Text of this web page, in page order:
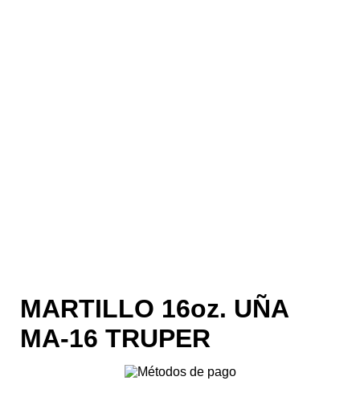
MARTILLO 16oz. UÑA
MA-16 TRUPER